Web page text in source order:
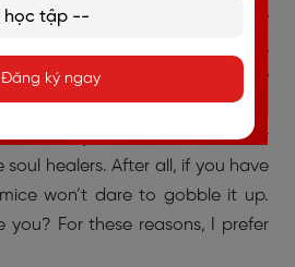
faces are usually very
British cats always give us
sized, but the coat is very
people think it is very fat.
lie quietly in the arms of their
healers. After all, if you have
won’t dare to gobble it up.
you? For these reasons, I prefer
Đăng ký ngay